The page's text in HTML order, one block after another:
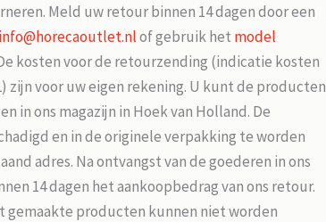
Meld uw retour binnen 14 dagen door een
info@horecaoutlet.nlof gebruik het model
kosten voor de retourzending (indicatie kosten
zijn voor uw eigen rekening. U kunt de producten
in ons magazijn in Hoek van Holland. De
en in de originele verpakking te worden
adres. Na ontvangst van de goederen in ons
14 dagen het aankoopbedrag van ons retour.
gemaakte producten kunnen niet worden